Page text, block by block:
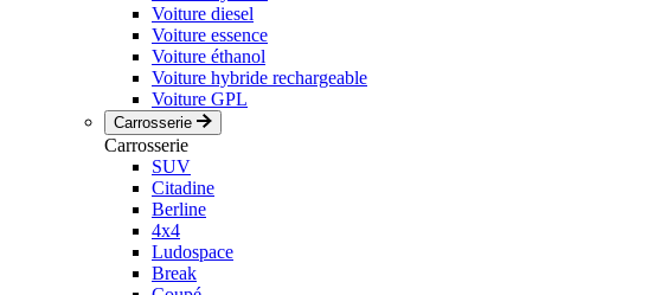
Voiture diesel
Voiture essence
Voiture éthanol
Voiture hybride rechargeable
Voiture GPL
Carrosserie
Carrosserie
SUV
Citadine
Berline
4x4
Ludospace
Break